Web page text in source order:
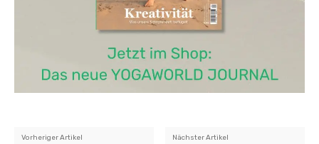
Vorheriger Artikel Nächster Artikel